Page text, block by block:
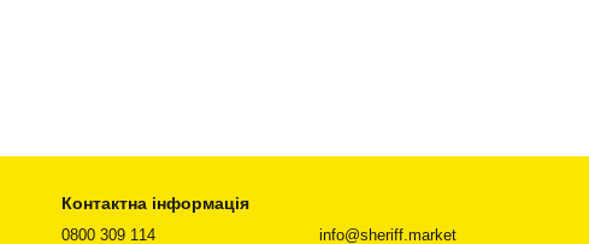
Контактна інформація
0800 309 114 info@sheriff.market